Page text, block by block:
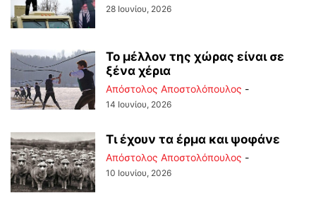
28 Ιουνίου, 2026
Το μέλλον της χώρας είναι σε
ξένα χέρια
Απόστολος Αποστολόπουλος -
14 Ιουνίου, 2026
Τι έχουν τα έρμα και ψοφάνε
Απόστολος Αποστολόπουλος -
10 Ιουνίου, 2026